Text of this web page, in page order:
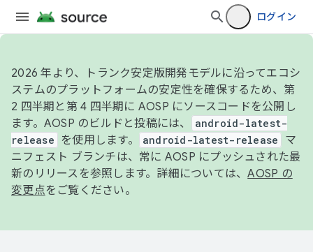
ログイン
2026 年より、トランク安定版開発モデルに沿ってエコシ
ステムのプラットフォームの安定性を確保するため、第
2 四半期と第 4 四半期に AOSP にソースコードを公開し
ます。AOSP のビルドと投稿には、
android-latest-
release
を使用します。 android-latest-release
マ
ニフェスト ブランチは、常に AOSP にプッシュされた最
新のリリースを参照します。詳細については、AOSP の
変更点をご覧ください。